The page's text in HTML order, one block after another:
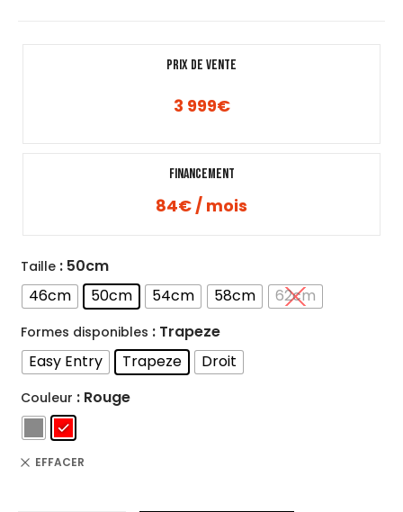
PRIX DE VENTE
3 999€
Financement
84€ / mois
Taille : 50cm
46cm
50cm 54cm 58cm 62cm
Formes disponibles : Trapeze
Easy Entry
Trapeze Droit
Couleur : Rouge
EFFACER